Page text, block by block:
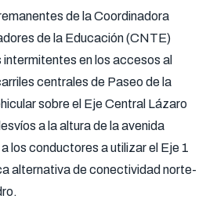
de la Coordinadora
de la Educación (CNTE)
en los accesos al
centrales de Paseo de la
sobre el Eje Central Lázaro
a la altura de la avenida
los conductores a utilizar el Eje 1
alternativa de conectividad norte-